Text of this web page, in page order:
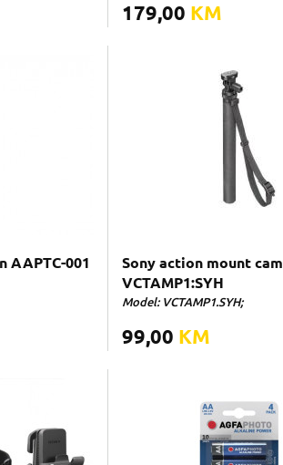
179,00 KM
AAPTC-001
Sony action mount cam
VCTAMP1:SYH
Model: VCTAMP1.SYH;
99,00 KM